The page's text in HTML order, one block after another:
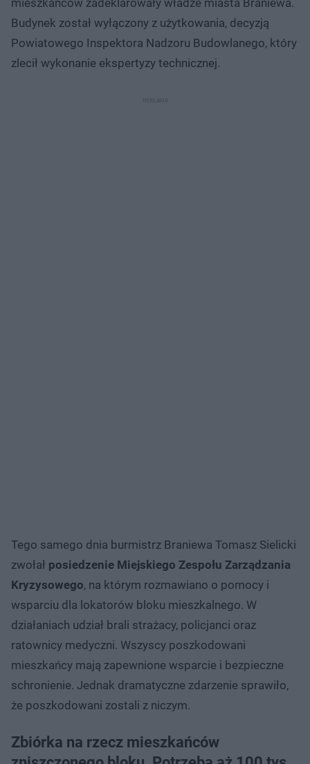
Budynek został wyłączony z użytkowania, decyzją
Powiatowego Inspektora Nadzoru Budowlanego, który
zlecił wykonanie ekspertyzy technicznej.
Tego samego dnia burmistrz Braniewa Tomasz Sielicki
zwołał posiedzenie Miejskiego Zespołu Zarządzania
Kryzysowego, na którym rozmawiano o pomocy i
wsparciu dla lokatorów bloku mieszkalnego. W
działaniach udział brali strażacy, policjanci oraz
ratownicy medyczni. Wszyscy poszkodowani
mieszkańcy mają zapewnione wsparcie i bezpieczne
schronienie. Jednak dramatyczne zdarzenie sprawiło,
że poszkodowani zostali z niczym.
Zbiórka na rzecz mieszkańców